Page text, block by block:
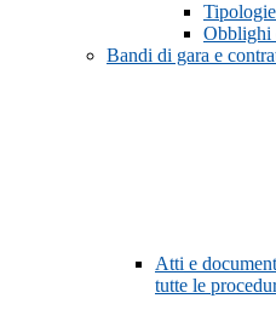
Obblighi
Bandi di gara e
Atti e
tutte le